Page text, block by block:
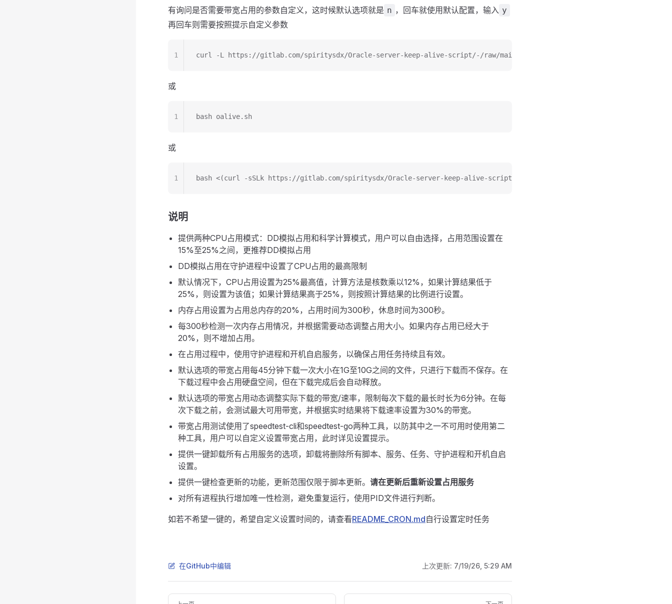
有询问是否需要带宽占用的参数自定义，这时候默认选项就是 n ，回车就使用默认配置，输入 y
再回车则需要按照提示自定义参数
curl -L https://gitlab.com/spiritysdx/Oracle-server-keep-alive-script/-/raw/main/oalive.sh -o oalive.sh && chmod +x
1
或
bash oalive.sh
1
或
bash <(curl -sSLk https://gitlab.com/spiritysdx/Oracle-server-keep-alive-script/-/raw/main/oalive.sh)
1
说明
提供两种CPU占用模式：DD模拟占用和科学计算模式，用户可以自由选择，占用范围设置在
15%至25%之间，更推荐DD模拟占用
DD模拟占用在守护进程中设置了CPU占用的最高限制
默认情况下，CPU占用设置为25%最高值，计算方法是核数乘以12%，如果计算结果低于
25%，则设置为该值；如果计算结果高于25%，则按照计算结果的比例进行设置。
内存占用设置为占用总内存的20%，占用时间为300秒，休息时间为300秒。
每300秒检测一次内存占用情况，并根据需要动态调整占用大小。如果内存占用已经大于
20%，则不增加占用。
在占用过程中，使用守护进程和开机自启服务，以确保占用任务持续且有效。
默认选项的带宽占用每45分钟下载一次大小在1G至10G之间的文件，只进行下载而不保存。在
下载过程中会占用硬盘空间，但在下载完成后会自动释放。
默认选项的带宽占用动态调整实际下载的带宽/速率，限制每次下载的最长时长为6分钟。在每
次下载之前，会测试最大可用带宽，并根据实时结果将下载速率设置为30%的带宽。
带宽占用测试使用了speedtest-cli和speedtest-go两种工具，以防其中之一不可用时使用第二
种工具，用户可以自定义设置带宽占用，此时详见设置提示。
提供一键卸载所有占用服务的选项，卸载将删除所有脚本、服务、任务、守护进程和开机自启
设置。
提供一键检查更新的功能，更新范围仅限于脚本更新。 请在更新后重新设置占用服务
对所有进程执行增加唯一性检测，避免重复运行，使用PID文件进行判断。
如若不希望一键的，希望自定义设置时间的，请查看README_CRON.md自行设置定时任务
在GitHub中编辑 上次更新: 7/19/26, 5:29 AM
Pager